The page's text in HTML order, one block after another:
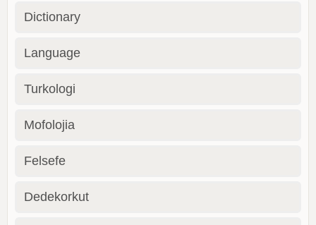
Dictionary
Language
Turkologi
Mofolojia
Felsefe
Dedekorkut